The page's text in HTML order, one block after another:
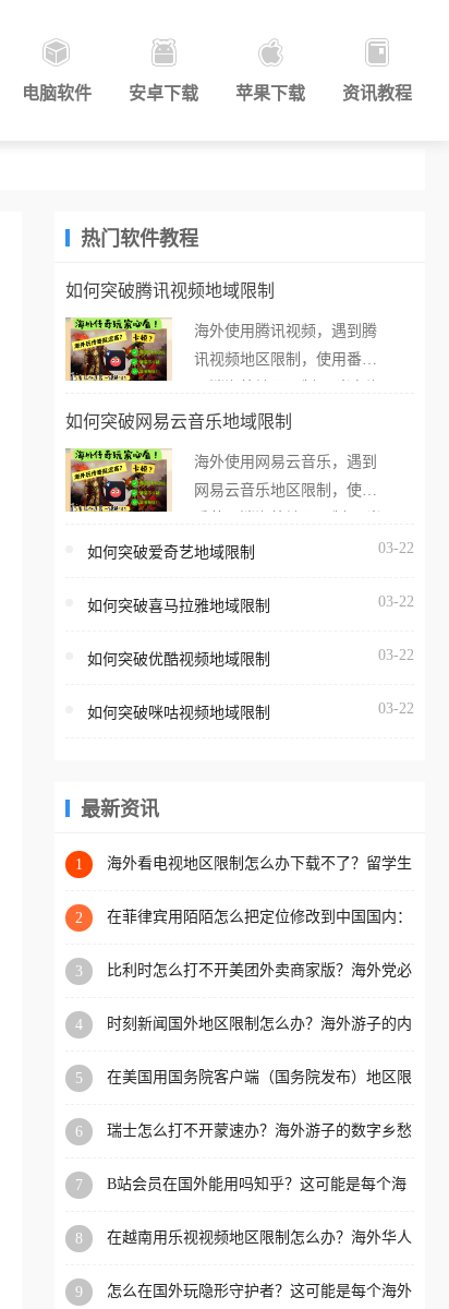
电脑软件 安卓下载 苹果下载 资讯教程
热门软件教程
如何突破腾讯视频地域限制
海外使用腾讯视频，遇到腾
讯视频地区限制，使用番茄
外打开腾讯视频，却突然弹
地区无法播放”的提示语。
海外用户如香港、澳门、台
亚、欧洲等国家和地区时，
台一样，出现地区及版权限
地区播放。 遇到这个问题的
区工作、留学、定居等，都
权限制所困扰。
如何突破网易云音乐地域限制
海外使用网易云音乐，遇到
网易云音乐地区限制，使用
在海外打开网易云音乐，却
所在的地区无法播放”的提示
门、台湾、美国、加拿大、
区时，网易云音乐也会像其
回国加速器，即可解决「海
版权限制」的问题，无论人
国、加拿大、澳大利亚、欧
学、定居等，都可以使用，
扰。
如何突破爱奇艺地域限制 03-22
如何突破喜马拉雅地域限制 03-22
如何突破优酷视频地域限制 03-22
如何突破咪咕视频地域限制 03-22
最新资讯
1
海外看电视地区限制怎么办下载不了？留学生
2
在菲律宾用陌陌怎么把定位修改到中国国内：
3
比利时怎么打不开美团外卖商家版？海外党必
4
时刻新闻国外地区限制怎么办？海外游子的内
5
在美国用国务院客户端（国务院发布）地区限
6
瑞士怎么打不开蒙速办？海外游子的数字乡愁
7
B站会员在国外能用吗知乎？这可能是每个海
8
在越南用乐视视频地区限制怎么办？海外华人
9
怎么在国外玩隐形守护者？这可能是每个海外